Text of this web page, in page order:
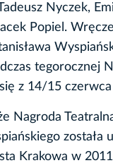
Nyczek,
Popiel.
tegorocznej
z 14/15
Nagroda
została
Krakowa w